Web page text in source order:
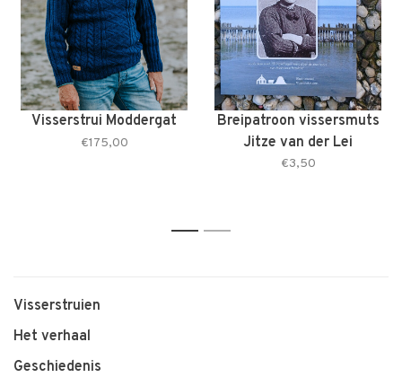
Visserstrui Moddergat
€175,00
Breipatroon vissersmuts
Jitze van der Lei
€3,50
1 2
Visserstruien
Het verhaal
Geschiedenis